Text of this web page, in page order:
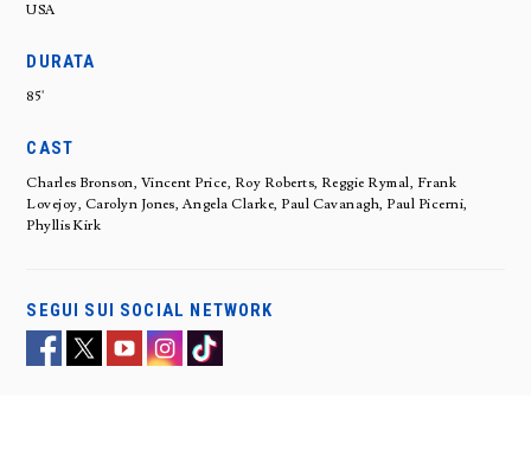
USA
DURATA
85'
CAST
Charles Bronson, Vincent Price, Roy Roberts, Reggie Rymal, Frank
Lovejoy, Carolyn Jones, Angela Clarke, Paul Cavanagh, Paul Picerni,
Phyllis Kirk
SEGUI SUI SOCIAL NETWORK